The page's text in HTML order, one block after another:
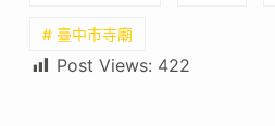
# 臺中市寺廟
Post Views: 422